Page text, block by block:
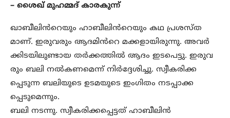
– ശൈഖ് മുഹമ്മദ് കാരകുന്ന്
ഖാബീലിൻറെയും ഹാബീലിൻറെയും കഥ പ്രശസ്ത
മാണ്. ഇരുവരും ആദമിൻറെ മക്കളായിരുന്നു. അവർ
ക്കിടയിലുണ്ടായ തർക്കത്തിൽ ആദം ഇടപെട്ടു. ഇരുവ
രും ബലി നൽകണമെന്ന് നിർദ്ദേശിച്ചു. സ്വീകരിക്ക
പ്പെടുന്ന ബലിയുടെ ഉടമയുടെ ഇംഗിതം നടപ്പാക്ക
പ്പെടുമെന്നും.
ബലി നടന്നു. സ്വീകരിക്കപ്പെട്ടത് ഹാബീലിൻ